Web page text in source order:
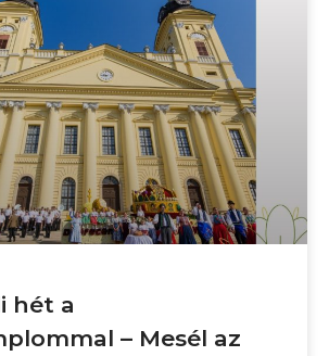
hét a
– Mesél az